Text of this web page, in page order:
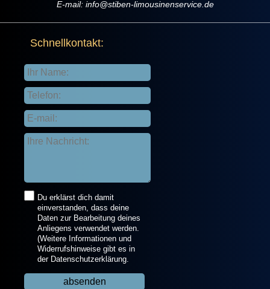
E-mail: info@stiben-limousinenservice.de
Schnellkontakt:
Du erklärst dich damit
einverstanden, dass deine
Daten zur Bearbeitung deines
Anliegens verwendet werden.
(Weitere Informationen und
Widerrufshinweise gibt es in
der Datenschutzerklärung.
absenden